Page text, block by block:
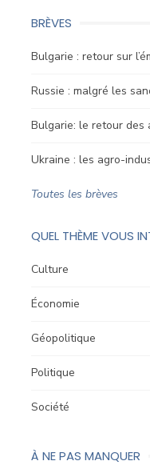
BRÈVES
Bulgarie : retour sur
Russie : malgré les
Bulgarie: le retour des
Ukraine : les agro-
Toutes les brèves
QUEL THÈME VOUS
Culture
Économie
Géopolitique
Politique
Société
À NE PAS MANQUER